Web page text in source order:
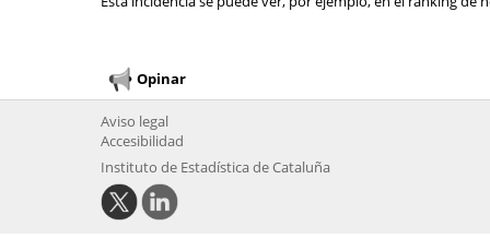
Opinar
Aviso legal
Accesibilidad
Instituto de Estadística de Cataluña